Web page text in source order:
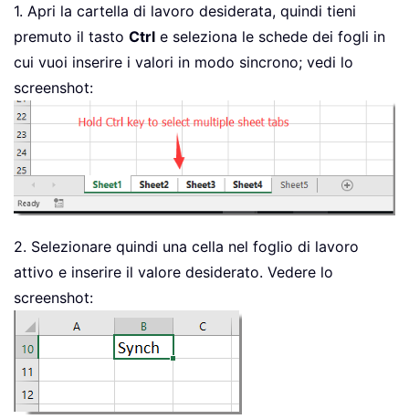
1. Apri la cartella di lavoro desiderata, quindi tieni
premuto il tasto Ctrl e seleziona le schede dei fogli in
cui vuoi inserire i valori in modo sincrono; vedi lo
screenshot:
2. Selezionare quindi una cella nel foglio di lavoro
attivo e inserire il valore desiderato. Vedere lo
screenshot: